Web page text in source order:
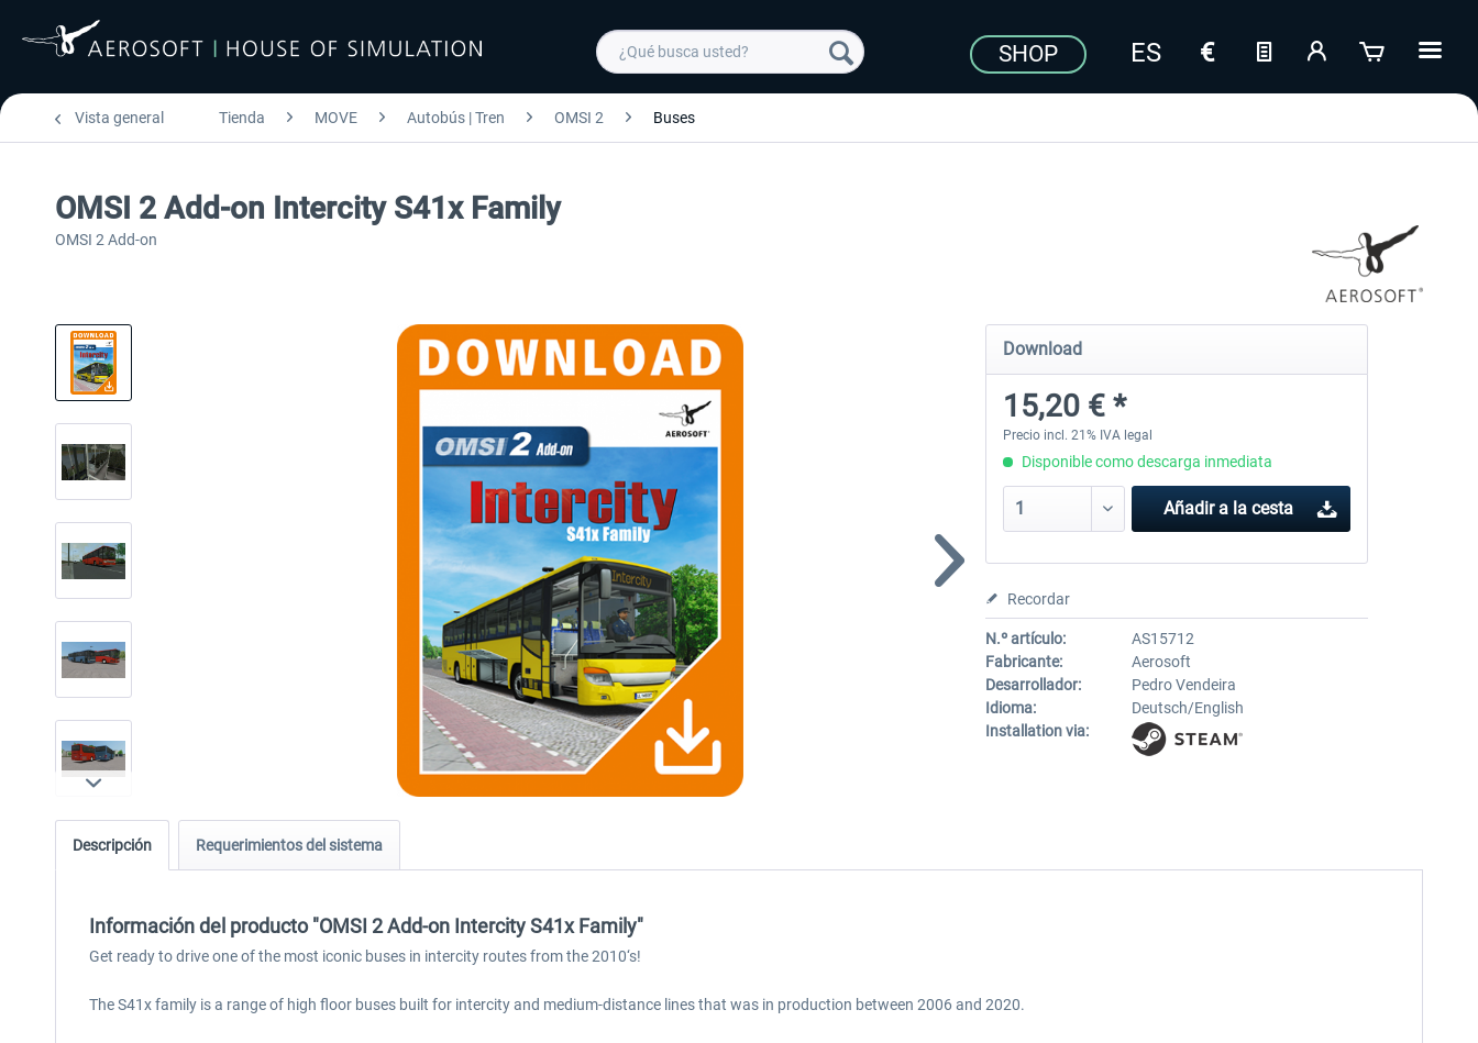
SHOP
Vista general Tienda MOVE Autobús | Tren OMSI 2 Buses
OMSI 2 Add-on Intercity S41x Family
OMSI 2 Add-on
Download
15,20 € *
Precio incl. 21% IVA legal
Disponible como descarga inmediata
Añadir a la cesta
Recordar
N.º artículo:
AS15712
Fabricante:
Aerosoft
Desarrollador:
Pedro Vendeira
Idioma:
Deutsch/English
Installation via:
Descripción Requerimientos del sistema
Información del producto "OMSI 2 Add-on Intercity S41x Family"
Get ready to drive one of the most iconic buses in intercity routes from the 2010‘s!
The S41x family is a range of high floor buses built for intercity and medium-distance lines that was in production between 2006 and 2020.